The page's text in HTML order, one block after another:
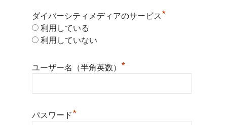
ダイバーシティメディアのサービス*
利用している
利用していない
ユーザー名（半角英数） *
パスワード*